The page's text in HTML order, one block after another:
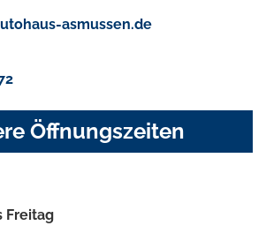
asmussen.de
Öffnungszeiten
Freitag